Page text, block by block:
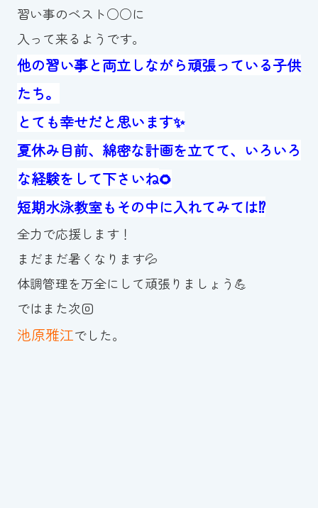
習い事のベスト○○に
入って来るようです。
他の習い事と両立しながら頑張っている子供
たち。
とても幸せだと思います✨
夏休み目前、綿密な計画を立てて、いろいろ
な経験をして下さいね🌻
短期水泳教室もその中に入れてみては⁉
全力で応援します！
まだまだ暑くなります💦
体調管理を万全にして頑張りましょう💪
ではまた次回
池原雅江でした。